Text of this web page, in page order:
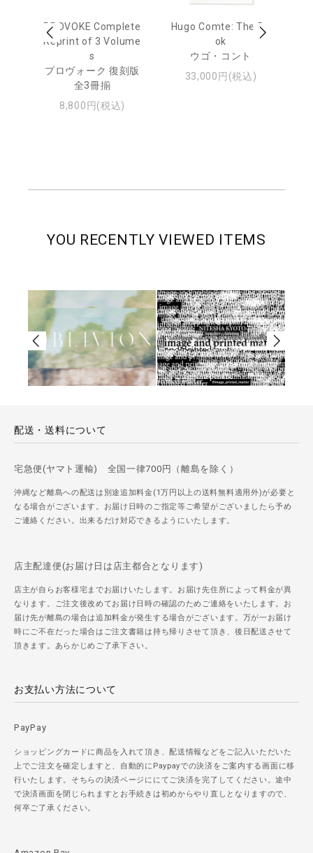
PROVOKE Complete
Reprint of 3 Volume
s
プロヴォーク 復刻版
全3冊揃
8,800円(税込)
Hugo Comte: The Bo
ok
ウゴ・コント
33,000円(税込)
YOU RECENTLY VIEWED ITEMS
配送・送料について
宅急便(ヤマト運輸) 全国一律700円（離島を除く）
沖縄など離島への配送は別途追加料金(1万円以上の送料無料適用外)が必要と
なる場合がございます。お届け日時のご指定等ご希望がございましたら予め
ご連絡ください。出来るだけ対応できるようにいたします。
店主配達便(お届け日は店主都合となります)
店主が自らお客様宅までお届けいたします。お届け先住所によって料金が異
なります。ご注文後改めてお届け日時の確認のためご連絡をいたします。お
届け先が離島の場合は追加料金が発生する場合がございます。万が一お届け
時にご不在だった場合はご注文書籍は持ち帰りさせて頂き、後日配送させて
頂きます。あらかじめご了承下さい。
お支払い方法について
PayPay
ショッピングカードに商品を入れて頂き、配送情報などをご記入いただいた
上でご注文を確定しますと、自動的にPaypayでの決済をご案内する画面に移
行いたします。そちらの決済ページににてご決済を完了してください。途中
で決済画面を閉じられますとお手続きは初めからやり直しとなりますので、
何卒ご了承ください。